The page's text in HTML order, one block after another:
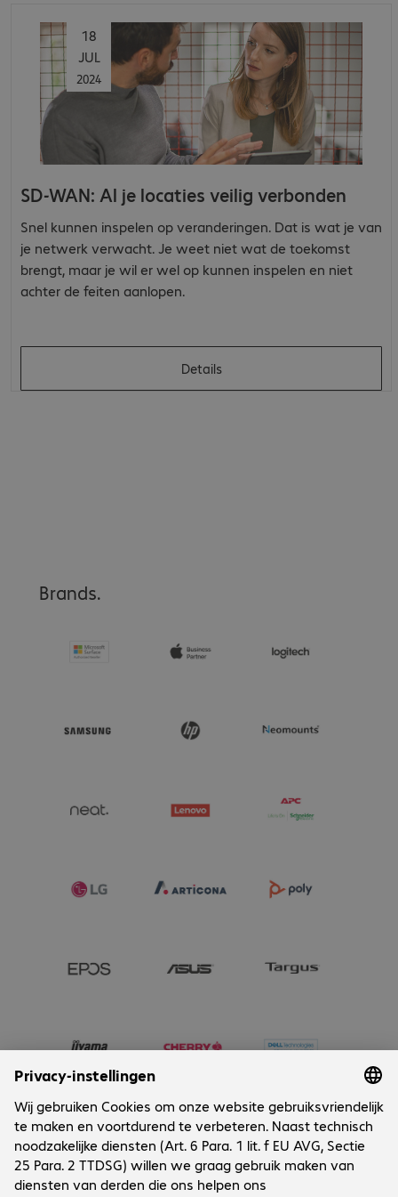
18
JUL
2024
SD-WAN: Al je locaties veilig verbonden
Snel kunnen inspelen op veranderingen. Dat is wat je van
je netwerk verwacht. Je weet niet wat de toekomst
brengt, maar je wil er wel op kunnen inspelen en niet
achter de feiten aanlopen.
Details
Brands.
Onderneming